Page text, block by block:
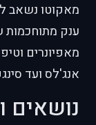
מאקוטו נשאב
ענק
מאפיונרים
אנג'לס ועד
נושאים